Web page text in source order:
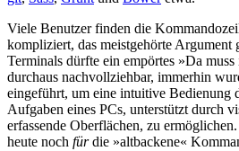
Viele Benutzer finden die
kompliziert, das meistgehörte Argument
Terminals dürfte ein empörtes »Da
durchaus nachvollziehbar, immerhin
eingeführt, um eine intuitive Bedienung
Aufgaben eines PCs, unterstützt durch
erfassende Oberflächen, zu
heute noch fürdie »altbackene«